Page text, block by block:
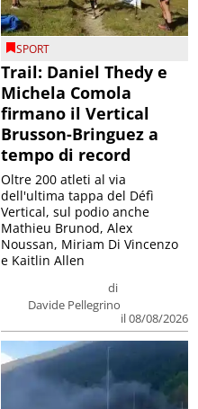
SPORT
Trail: Daniel Thedy e
Michela Comola
firmano il Vertical
Brusson-Bringuez a
tempo di record
di
Davide Pellegrino
il 08/08/2026
Oltre 200 atleti al via
dell'ultima tappa del Défì
Vertical, sul podio anche
Mathieu Brunod, Alex
Noussan, Miriam Di Vincenzo
e Kaitlin Allen